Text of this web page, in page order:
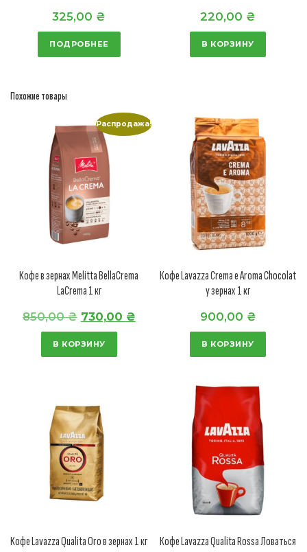
325,00 ₴
ПОДРОБНЕЕ
220,00 ₴
В КОРЗИНУ
Похожие товары
Распродажа!
Кофе в зернах Melitta BellaCrema
LaCrema 1 кг
850,00₴ П
е
р
н
а
ч
а
л
а
730,00 ₴Т
7
В КОРЗИНУ
Кофе Lavazza Crema e Aroma Chocolat
у зернах 1 кг
900,00 ₴
В КОРЗИНУ
Кофе Lavazza Qualita Oro в зернах 1 кг
Кофе Lavazza Qualita Rossa Ловаться